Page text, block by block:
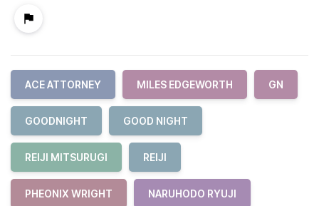
ACE ATTORNEY MILES EDGEWORTH GN
GOODNIGHT GOOD NIGHT
REIJI MITSURUGI REIJI
PHEONIX WRIGHT NARUHODO RYUJI